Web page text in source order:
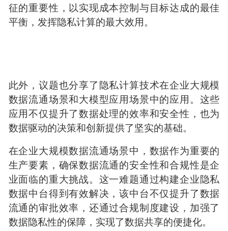
征的重要性，以实现成本控制与目标达成的最佳
平衡，发挥隐私计算的最大效用。
此外，议题也分享了隐私计算技术在企业大规模
数据流通场景和大模型应用场景中的应用。这些
应用不仅提升了数据处理的效率和安全性，也为
数据驱动的决策和创新提供了坚实的基础。
在企业大规模数据流通场景中，数据作为重要的
生产要素，确保数据流通的安全性和合规性是企
业面临的重大挑战。这一难题通过构建企业隐私
数据中台得到有效解决，该中台不仅提升了数据
流通的审批效率，还通过合规制度建设，加强了
数据隐私性的保障，实现了数据共享的便捷化。